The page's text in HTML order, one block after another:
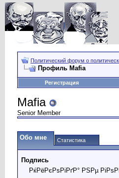
Политический форум о
Профиль Mafia
Регистрация
Mafia
Senior Member
Обо мне Статистика
Подпись
РќРёРєРѕРіРґР° РЅРµ